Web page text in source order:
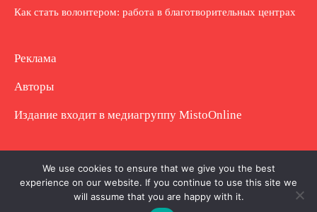
Как стать волонтером: работа в благотворительных центрах
Реклама
Авторы
Издание входит в медиагруппу MistoOnline
Copyright © Полное использование материала
запрещено. Частично разрешено с гиперссылкой.
We use cookies to ensure that we give you the best
experience on our website. If you continue to use this site we
will assume that you are happy with it.